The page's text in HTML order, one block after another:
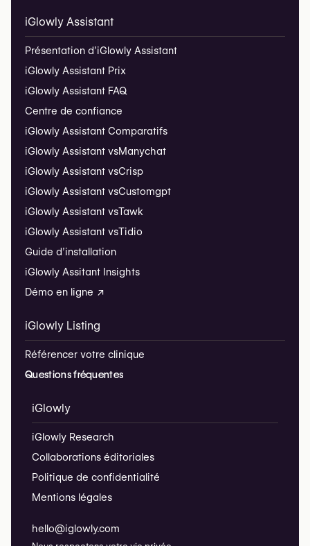
iGlowly Assistant
Présentation d’iGlowly Assistant
iGlowly Assistant Prix
iGlowly Assistant FAQ
Centre de confiance
iGlowly Assistant Comparatifs
iGlowly Assistant vsManychat
iGlowly Assistant vsCrisp
iGlowly Assistant vsCustomgpt
iGlowly Assistant vsTawk
iGlowly Assistant vsTidio
Guide d’installation
iGlowly Assitant Insights
Démo en ligne ↗
iGlowly Listing
Référencer votre clinique
Questions fréquentes
iGlowly
iGlowly Research
Collaborations éditoriales
Politique de confidentialité
Mentions légales
hello@iglowly.com